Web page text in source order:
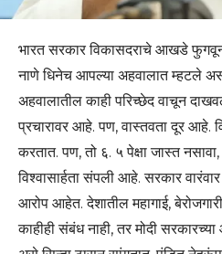
भारत सरकार विकासदराचे आखडे
नाणे धिनेच आपल्या अहवालात म्हटले
अहवालातील काही परिच्छेद वाचून
प्रचारावर आहे. पण, वास्तवता दूर आहे.
करतात. पण, तो ६. ५ पेक्षा जास्त
विश्वासार्हता संपली आहे. सरकार
आरोप आहेत. देशातील महागाई,
काहीही संबंध नाही, तर मोदी